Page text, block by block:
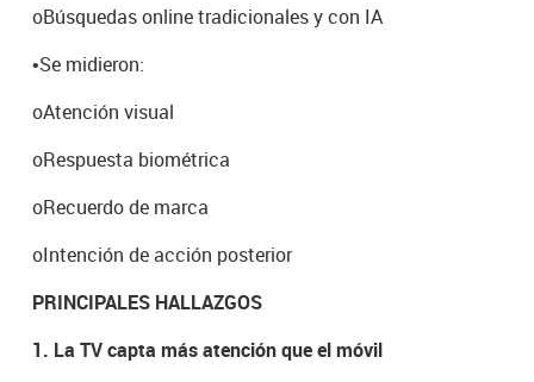
oBúsquedas online tradicionales y con IA
•Se midieron:
oAtención visual
oRespuesta biométrica
oRecuerdo de marca
oIntención de acción posterior
PRINCIPALES HALLAZGOS
1. La TV capta más atención que el móvil